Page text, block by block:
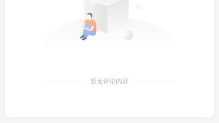
暂无评论内容